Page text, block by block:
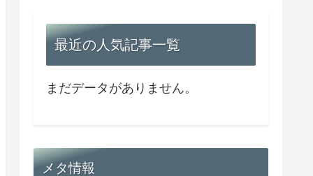
最近の人気記事一覧
まだデータがありません。
メタ情報